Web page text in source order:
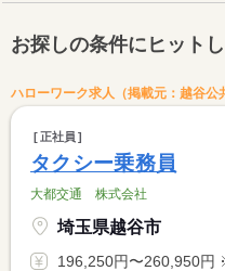
お探しの条件にヒット
ハローワーク求人（掲載元：越谷公
正社員
タクシー乗務員
大都交通 株式会社
埼玉県越谷市
196,250円〜260,950円 ※フルタイム求人の場合は